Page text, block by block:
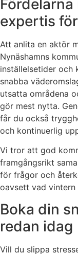
expertis
Att anlita en aktör
Nynäshamns
inställelsetider och
snabba
utsatta områdena
gör mest nytta.
får du också
och kontinuerlig
Vi tror att god
framgångsrikt
för frågor och
oavsett vad vintern
Boka din
redan idag
Vill du slippa